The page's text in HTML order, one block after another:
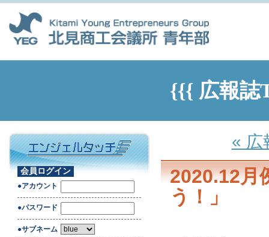
{{{ 広報誌
« 広
2020.12月
う！」
会員ログイン
●アカウント
●パスワード
●サブネーム